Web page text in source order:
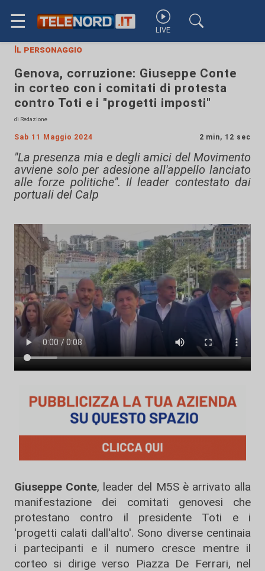
☰ LIVE
Il personaggio
Genova, corruzione: Giuseppe Conte
in corteo con i comitati di protesta
contro Toti e i "progetti imposti"
di Redazione
Sab 11 Maggio 2024 2 min, 12 sec
"La presenza mia e degli amici del Movimento
avviene solo per adesione all'appello lanciato
alle forze politiche". Il leader contestato dai
portuali del Calp
Giuseppe Conte, leader del M5S è arrivato alla
manifestazione dei comitati genovesi che
protestano contro il presidente Toti e i
'progetti calati dall'alto'. Sono diverse centinaia
i partecipanti e il numero cresce mentre il
corteo si dirige verso Piazza De Ferrari, nel